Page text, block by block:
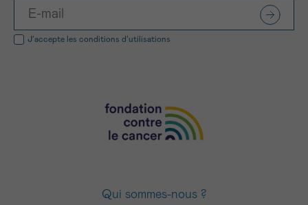
J’accepte les conditions d’utilisations
Qui sommes-nous ?